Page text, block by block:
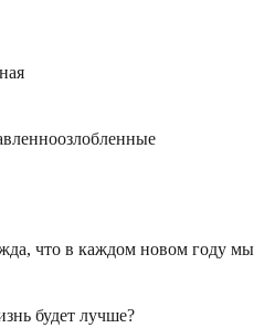
что в каждом новом году мы
будет лучше?